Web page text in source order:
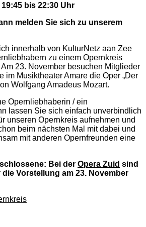
bis 22:30 Uhr
melden Sie sich zu unserem
innerhalb von KulturNetz aan Zee
zu einem Opernkreis
23. November besuchen Mitglieder
im Musiktheater Amare die Oper „Der
Wolfgang Amadeus Mozart.
Opernliebhaberin / ein
lassen Sie sich einfach unverbindlich
unseren Opernkreis aufnehmen und
beim nächsten Mal mit dabei und
mit anderen Opernfreunden eine
Bei der Opera Zuid sind
Vorstellung am 23. November